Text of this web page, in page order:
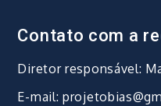
Contato com a
Diretor responsável:
E-mail: